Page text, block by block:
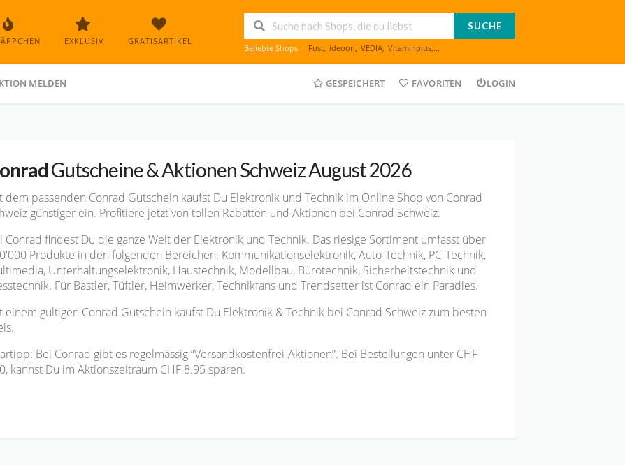
EXKLUSIV GRATISARTIKEL
SUCHE
Beliebte Shops: Fust, ideoon, VEDIA, Vitaminplus,...
MELDEN GESPEICHERT FAVORITEN LOGIN
Gutscheine & Aktionen Schweiz August 2026
dem passenden Conrad Gutschein kaufst Du Elektronik und Technik im Online Shop von Conrad
günstiger ein. Profitiere jetzt von tollen Rabatten und Aktionen bei Conrad Schweiz.
Conrad findest Du die ganze Welt der Elektronik und Technik. Das riesige Sortiment umfasst über
Produkte in den folgenden Bereichen: Kommunikationselektronik, Auto-Technik, PC-Technik,
Unterhaltungselektronik, Haustechnik, Modellbau, Bürotechnik, Sicherheitstechnik und
Für Bastler, Tüftler, Heimwerker, Technikfans und Trendsetter ist Conrad ein Paradies.
einem gültigen Conrad Gutschein kaufst Du Elektronik & Technik bei Conrad Schweiz zum besten
Bei Conrad gibt es regelmässig “Versandkostenfrei-Aktionen”. Bei Bestellungen unter CHF
kannst Du im Aktionszeitraum CHF 8.95 sparen.